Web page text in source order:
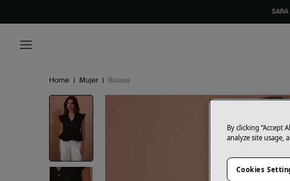
Home | Mujer | Blusas
By clicking “Accept
analyze site usage,
Cookies